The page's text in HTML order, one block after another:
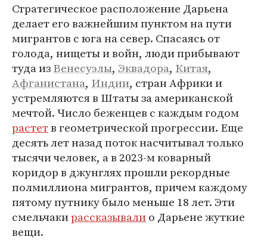
Стратегическое расположение Дарьена
делает его важнейшим пунктом на пути
мигрантов с юга на север. Спасаясь от
голода, нищеты и войн, люди прибывают
туда изВенесуэлы, Эквадора, Китая,
Афганистана, Индии, стран Африки и
устремляются в Штаты за американской
мечтой. Число беженцев с каждым годом
растетв геометрической прогрессии. Еще
десять лет назад поток насчитывал только
тысячи человек, а в 2023-м коварный
коридор в джунглях прошли рекордные
полмиллиона мигрантов, причем каждому
пятому путнику было меньше 18 лет. Эти
смельчакирассказывалио Дарьене жуткие
вещи.